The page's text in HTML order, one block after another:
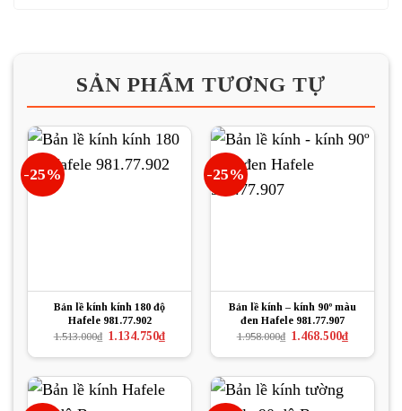
SẢN PHẨM TƯƠNG TỰ
-25%
Bản lề kính kính 180 độ
Hafele 981.77.902
1.513.000₫ Giá
là:
1.134.750₫Giá
hiện
tại
1.134.750₫.
-25%
Bản lề kính – kính 90º màu
đen Hafele 981.77.907
1.958.000₫ Giá
là:
1.468.500₫Giá
hiện
tại
1.468.500₫.